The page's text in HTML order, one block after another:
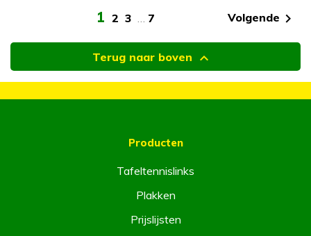
1 2 3 … 7 Volgende 
Terug naar boven 
Producten
Tafeltennislinks
Plakken
Prijslijsten